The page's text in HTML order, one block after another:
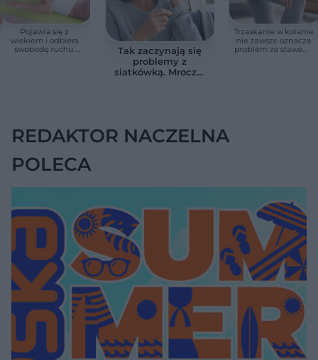
Pojawia się z
wiekiem i odbiera
swobodę ruchu.
Tak zaczynają się
problemy z
siatkówką. Mroczki
Trzaskanie w kolanie
nie zawsze oznacza
problem ze stawem.
REDAKTOR NACZELNA
POLECA